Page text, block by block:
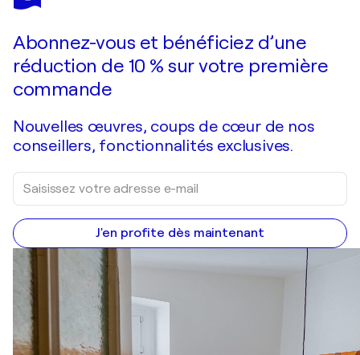
LAUBE
Je passe commande
Abonnez-vous et bénéficiez d’une
réduction de 10 % sur votre première
commande
Nouvelles œuvres, coups de cœur de nos
conseillers, fonctionnalités exclusives.
J'en profite dès maintenant